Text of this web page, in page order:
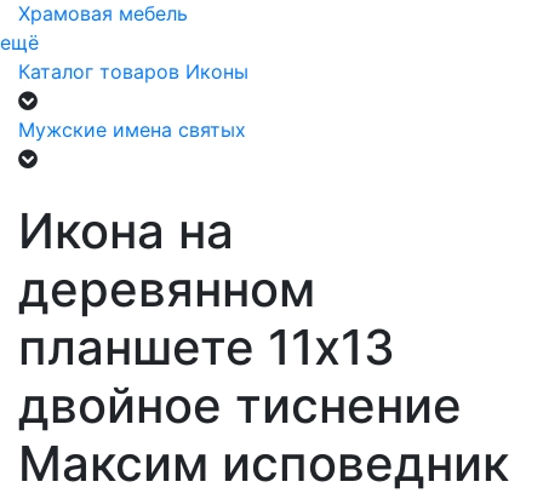
Храмовая мебель
ещё
Каталог товаров Иконы
Мужские имена святых
Икона на
деревянном
планшете 11х13
двойное тиснение
Максим исповедник